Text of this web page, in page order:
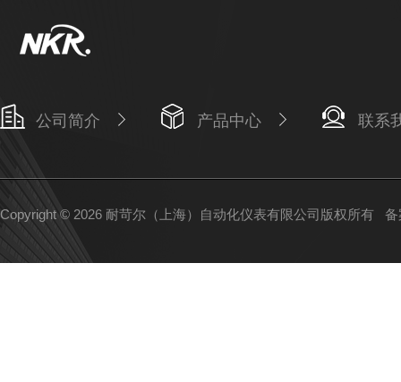
公司简介 产品中心 联系
Copyright © 2026 耐苛尔（上海）自动化仪表有限公司版权所有 备